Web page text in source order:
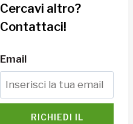
Cercavi altro?
Contattaci!
Email
RICHIEDI IL